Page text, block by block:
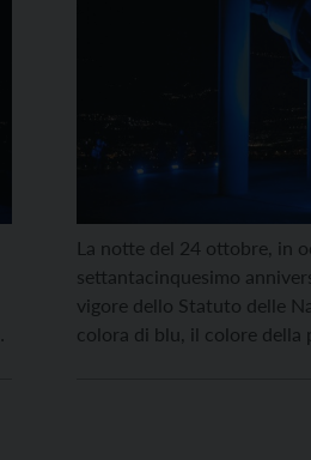
La notte del 24 ottobre, in
settantacinquesimo
vigore dello Statuto delle
colora di blu, il colore della